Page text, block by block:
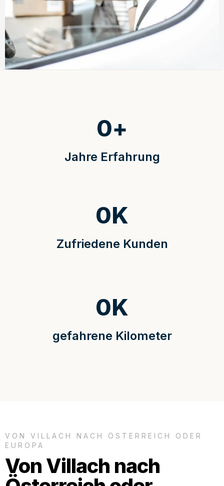
Jahre Erfahrung
0+
Zufriedene Kunden
0K
gefahrene Kilometer
0K
VON VILLACH NACH ÖSTERREICH ODER
EUROPA
Von Villach nach